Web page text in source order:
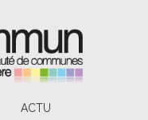
ACTU